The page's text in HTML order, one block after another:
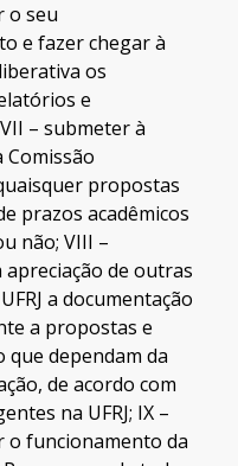
o seu
e fazer chegar à
os
e
– submeter à
Comissão
propostas
prazos acadêmicos
não; VIII –
de outras
a documentação
a propostas e
que dependam da
de acordo com
na UFRJ; IX –
o funcionamento da